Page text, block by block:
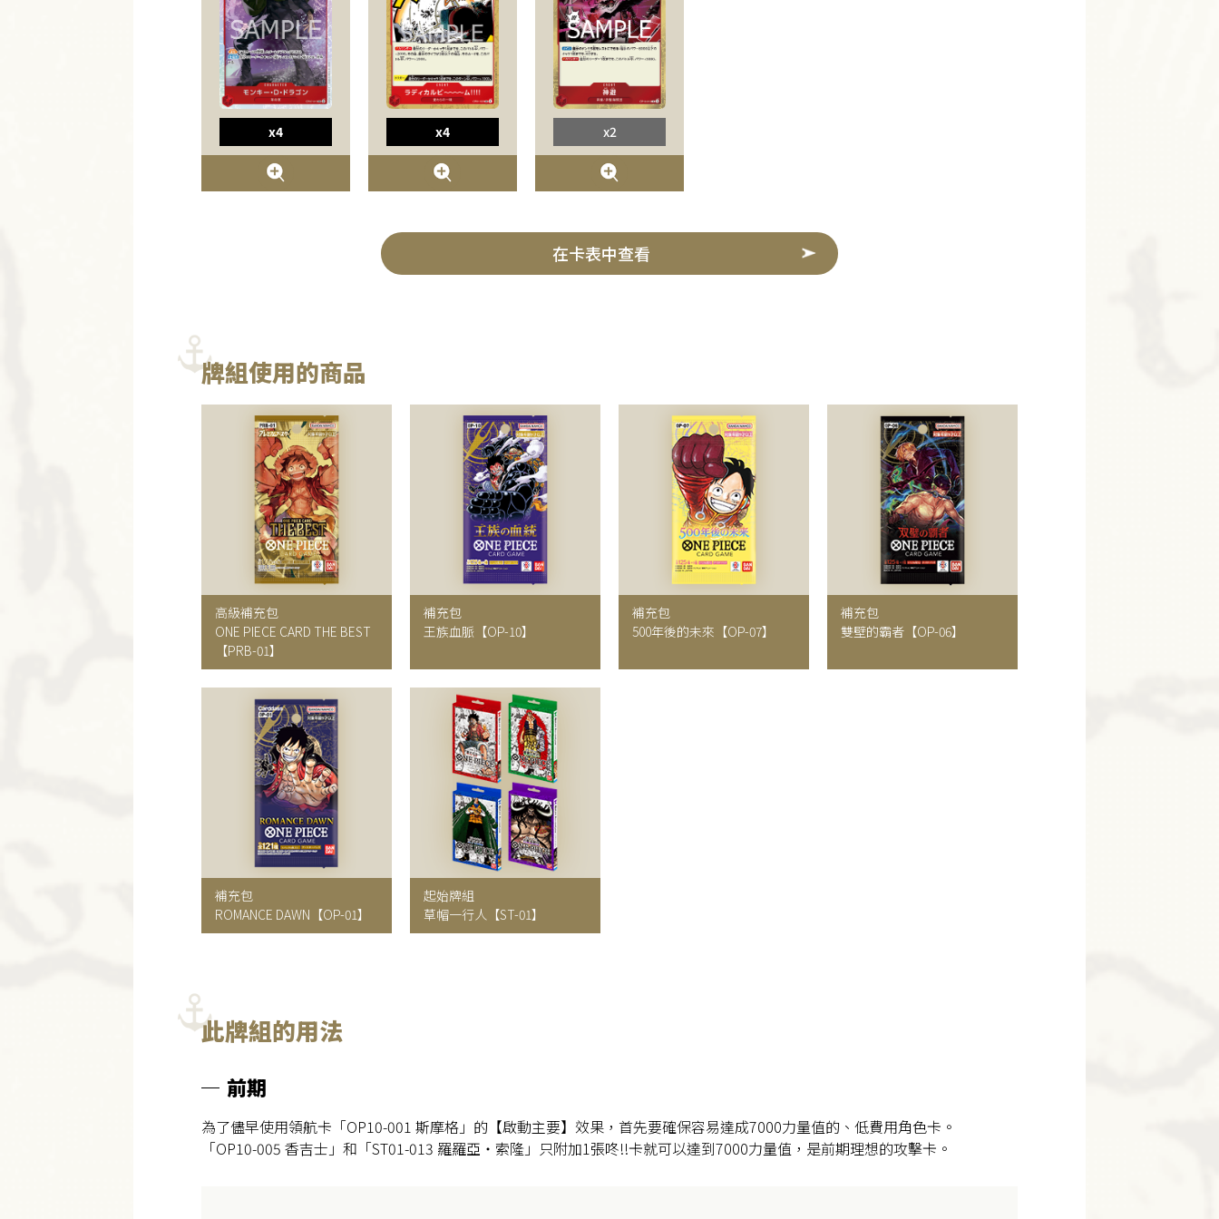
x4 x4 x2
在卡表中查看
牌組使用的商品
高級補充包
ONE PIECE CARD THE BEST
【PRB-01】
補充包
王族血脈【OP-10】
補充包
500年後的未來 【OP-07】
補充包
雙壁的霸者 【OP-06】
補充包
ROMANCE DAWN 【OP-01】
起始牌組
草帽一行人【ST-01】
此牌組的用法
前期
為了儘早使用領航卡「OP10-001 斯摩格」的【啟動主要】效果，首先要確保容易達成7000力量值的、低費用角色卡。
「OP10-005 香吉士」和「ST01-013 羅羅亞・索隆」只附加1張咚!!卡就可以達到7000力量值，是前期理想的攻擊卡。